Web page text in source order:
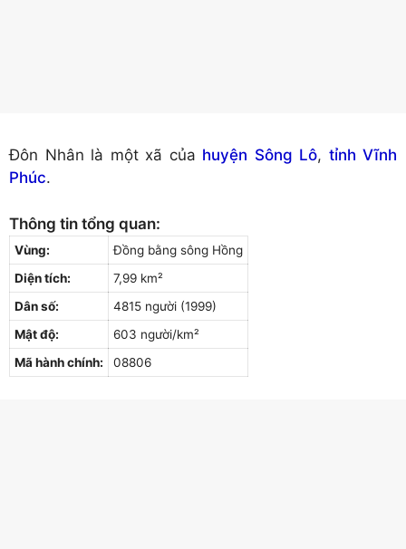
Đôn Nhân là một xã của huyện Sông Lô, tỉnh Vĩnh
Phúc.
Thông tin tổng quan:
Vùng:
Đồng bằng sông Hồng
Diện tích:
7,99 km²
Dân số:
4815 người (1999)
Mật độ:
603 người/km²
Mã hành chính:
08806